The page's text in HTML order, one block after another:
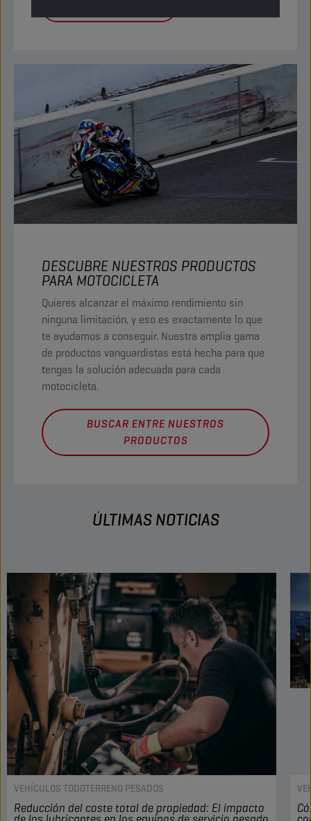
DESCUBRE NUESTROS PRODUCTOS
PARA MOTOCICLETA
Quieres alcanzar el máximo rendimiento sin
ninguna limitación, y eso es exactamente lo que
te ayudamos a conseguir. Nuestra amplia gama
de productos vanguardistas está hecha para que
tengas la solución adecuada para cada
motocicleta.
BUSCAR ENTRE NUESTROS
PRODUCTOS
ÚLTIMAS NOTICIAS
VEHÍCULOS TODOTERRENO PESADOS
Reducción del coste total de propiedad: El impacto